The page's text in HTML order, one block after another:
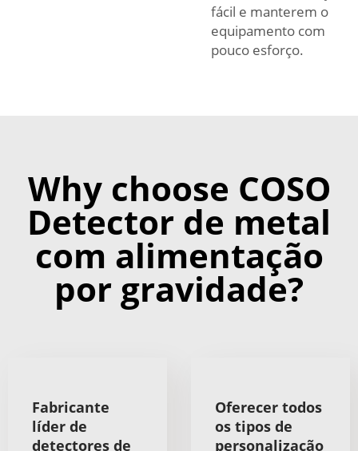
fácil e manterem o
equipamento com
pouco esforço.
Why choose COSO
Detector de metal
com alimentação
por gravidade?
Fabricante
líder de
detectores de
Oferecer todos
os tipos de
personalização